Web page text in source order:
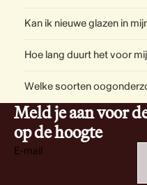
Kan ik nieuwe glazen in
Hoe lang duurt het voor
Welke soorten
Meld je aan voor
op de hoogte
E-mail